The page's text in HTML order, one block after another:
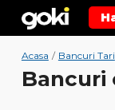
Acasa / Bancuri Tari
Bancuri